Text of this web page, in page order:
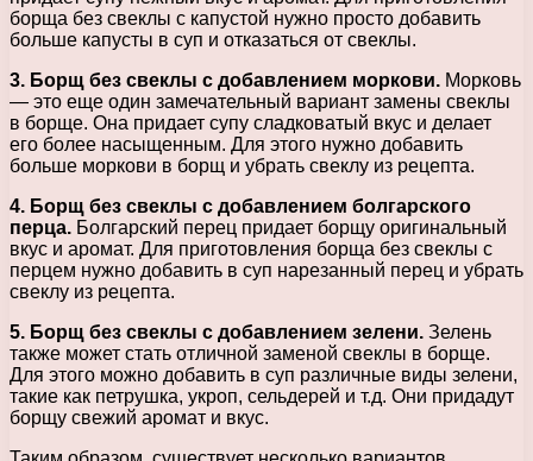
борща без свеклы с капустой нужно просто добавить
больше капусты в суп и отказаться от свеклы.
3. Борщ без свеклы с добавлением моркови. Морковь
— это еще один замечательный вариант замены свеклы
в борще. Она придает супу сладковатый вкус и делает
его более насыщенным. Для этого нужно добавить
больше моркови в борщ и убрать свеклу из рецепта.
4. Борщ без свеклы с добавлением болгарского
перца. Болгарский перец придает борщу оригинальный
вкус и аромат. Для приготовления борща без свеклы с
перцем нужно добавить в суп нарезанный перец и убрать
свеклу из рецепта.
5. Борщ без свеклы с добавлением зелени. Зелень
также может стать отличной заменой свеклы в борще.
Для этого можно добавить в суп различные виды зелени,
такие как петрушка, укроп, сельдерей и т.д. Они придадут
борщу свежий аромат и вкус.